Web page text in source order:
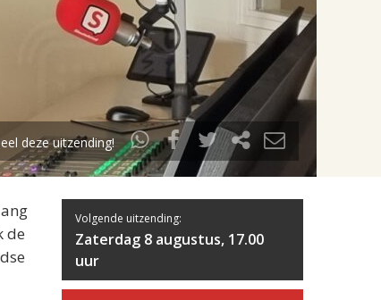
deze uitzending!
de
Volgende uitzending:
Zaterdag 8 augustus, 17.00
uur